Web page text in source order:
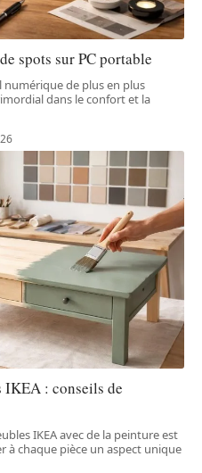
spots sur PC portable
de plus en plus
dans le confort et la
IKEA : conseils de
IKEA avec de la peinture est
à chaque pièce un aspect unique